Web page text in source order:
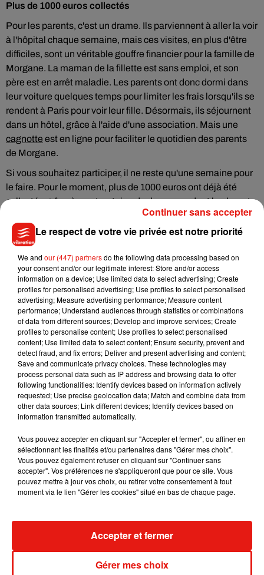
Plus de 1000 euros collectés
Pour les parents, c'est un drame. Ils parviennent à aller la voir
à l'hôpital chaque semaine, mais ces visites, en plus d'être
difficiles, sont un véritable gouffre financier pour la famille de
Morgane. La maman de la fillette est sans emploi, et son
père est en arrêt maladie. Les parents ont donc dormi dans
leur voiture quelques temps pour limiter les frais lorsqu'ils se
rendent à Paris pour voir leur fille. Désormais, ils séjournent
dans un hôtel, grâce à l'aide d'une association. Mais une
cagnotte est en ligne pour faciliter le quotidien des parents
de Morgane.
Si vous souhaitez participer, il ne reste qu'une semaine pour
le faire. Pour le moment, plus de 1000 euros ont déjà été
collectés grâce à une trentaine de donneurs, dont la plupart
Musique
7 août 2026
Madonna sort enfin le remix de « Love
Sensation » avec Kylie Minogue
7 août 2026
Tayc et Didi B dévoilent le single le plus
dansant de l’année
7 août 2026
Angèle et Amélie Lens dévoilent leur
collaboration tant attendue
5 août 2026
Benny Blanco invite Selena Gomez et
Becky G sur son nouveau single
Le respect de votre vie privée est notre priorité
We and our (447) partnersdo the following data processing based on
your consent and/or our legitimate interest: Store and/or access
information on a device; Use limited data to select advertising; Create
profiles for personalised advertising; Use profiles to select personalised
advertising; Measure advertising performance; Measure content
performance; Understand audiences through statistics or combinations
of data from different sources; Develop and improve services; Create
profiles to personalise content; Use profiles to select personalised
content; Use limited data to select content; Ensure security, prevent and
detect fraud, and fix errors; Deliver and present advertising and content;
Save and communicate privacy choices. These technologies may
process personal data such as IP address and browsing data to offer
following functionalities: Identify devices based on information actively
requested; Use precise geolocation data; Match and combine data from
other data sources; Link different devices; Identify devices based on
information transmitted automatically.
Vous pouvez accepter en cliquant sur "Accepter et fermer", ou affiner en
sélectionnant les finalités et/ou partenaires dans "Gérer mes choix".
Vous pouvez également refuser en cliquant sur "Continuer sans
accepter". Vos préférences ne s'appliqueront que pour ce site. Vous
pouvez mettre à jour vos choix, ou retirer votre consentement à tout
moment via le lien "Gérer les cookies" situé en bas de chaque page.
Gérer mes choix
Accepter et fermer
Continuer sans accepter